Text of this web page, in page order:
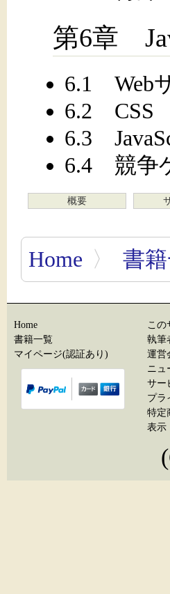
第6章
6.1 Web
6.2 CSS
6.3
6.4 競争
概要
Home 〉 書
Home
書籍一覧
マイページ(認証あり)
この
執筆
運営
ニュ
サー
プラ
特定
表示